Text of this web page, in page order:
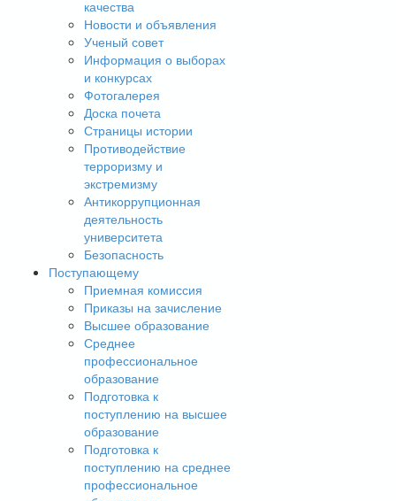
качества
Новости и объявления
Ученый совет
Информация о выборах
и конкурсах
Фотогалерея
Доска почета
Страницы истории
Противодействие
терроризму и
экстремизму
Антикоррупционная
деятельность
университета
Безопасность
Поступающему
Приемная комиссия
Приказы на зачисление
Высшее образование
Среднее
профессиональное
образование
Подготовка к
поступлению на высшее
образование
Подготовка к
поступлению на среднее
профессиональное